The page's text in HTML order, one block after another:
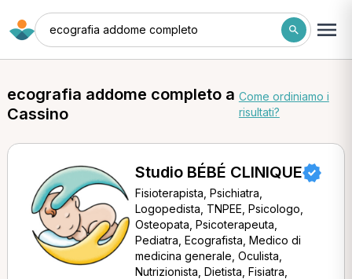
ecografia addome completo
ecografia addome completo a
Cassino
Come ordiniamo i
risultati?
Studio BÉBÉ CLINIQUE
Fisioterapista, Psichiatra,
Logopedista, TNPEE, Psicologo,
Osteopata, Psicoterapeuta,
Pediatra, Ecografista, Medico di
medicina generale, Oculista,
Nutrizionista, Dietista, Fisiatra,